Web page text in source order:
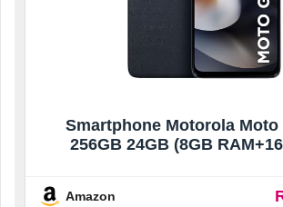
Smartphone Motorola Moto
256GB 24GB (8GB
Ultrarresistencia militar
Amazon